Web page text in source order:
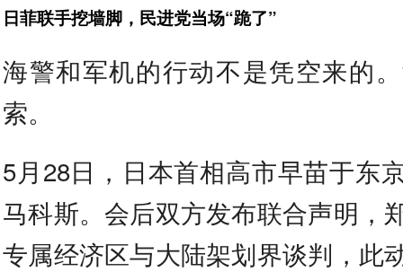
日菲联手挖墙脚，民进党当场“跪了”
海警和军机的行动不是凭空来的
索。
5月28日，日本首相高市早苗于东
马科斯。会后双方发布联合声明，
专属经济区与大陆架划界谈判，此